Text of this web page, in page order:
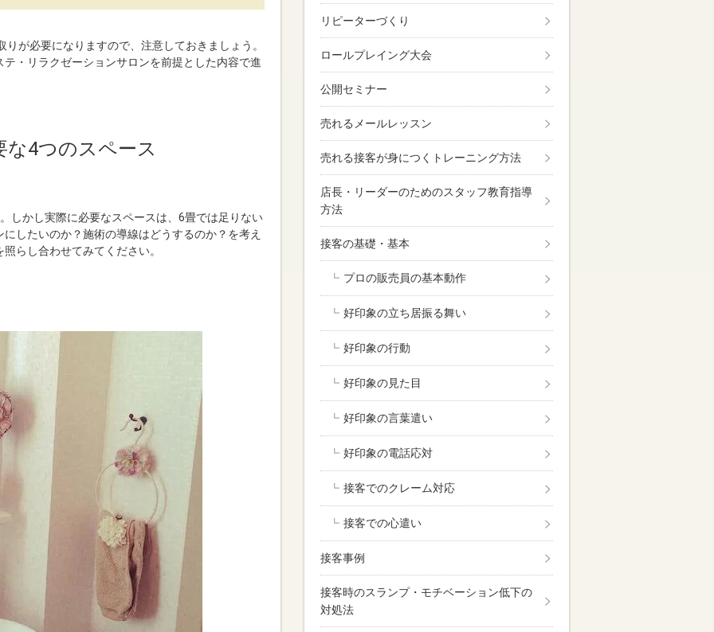
が必要になりますので、注意しておきましょう。
・リラクゼーションサロンを前提とした内容で進
4つのスペース
しかし実際に必要なスペースは、6畳では足りない
したいのか？施術の導線はどうするのか？を考え
らし合わせてみてください。
リピーターづくり
ロールプレイング大会
公開セミナー
売れるメールレッスン
売れる接客が身につくトレーニング方法
店長・リーダーのためのスタッフ教育指導
方法
接客の基礎・基本
プロの販売員の基本動作
好印象の立ち居振る舞い
好印象の行動
好印象の見た目
好印象の言葉遣い
好印象の電話応対
接客でのクレーム対応
接客での心遣い
接客事例
接客時のスランプ・モチベーション低下の
対処法